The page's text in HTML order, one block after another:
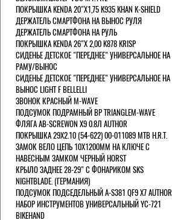
ПОКРЫШКА KENDA 20"Х1,75 K935 KHAN K-SHIELD
ДЕРЖАТЕЛЬ СМАРТФОНА НА ВЫНОС РУЛЯ
ДЕРЖАТЕЛЬ СМАРТФОНА НА РУЛЬ
ПОКРЫШКА KENDA 26"Х 2,00 K878 KRISP
СИДЕНЬЕ ДЕТСКОЕ "ПЕРЕДНЕЕ" УНИВЕРСАЛЬНОЕ НА
РАМУ/ВЫНОС
СИДЕНЬЕ ДЕТСКОЕ "ПЕРЕДНЕЕ" УНИВЕРСАЛЬНОЕ НА
ВЫНОС LIGHT F BELLELLI
ЗВОНОК КРАСНЫЙ M-WAVE
ПОДСУМОК ПОДРАМНЫЙ BP TRIANGLEM-WAVE
ФЛЯГА AB-SCREWON X9 0.8Л AUTHOR
ПОКРЫШКА 29X2.10 (54-622) 00-011089 MTB H.R.T.
ЗАМОК ВЕЛО ЦЕПЬ 10Х1200ММ НА КЛЮЧЕ С
НАВЕСНЫМ ЗАМКОМ ЧЕРНЫЙ HORST
КРЫЛО ЗАДНЕЕ 28-29" С ФОНАРИКОМ SKS
NIGHTBLADE. (ГЕРМАНИЯ)
ПОДСУМОК ПОДСЕДЕЛЬНЫЙ A-S381 QF9 X7 AUTHOR
НАБОР ИНСТРУМЕНТОВ УНИВЕРСАЛЬНЫЙ YC-721
BIKEHAND